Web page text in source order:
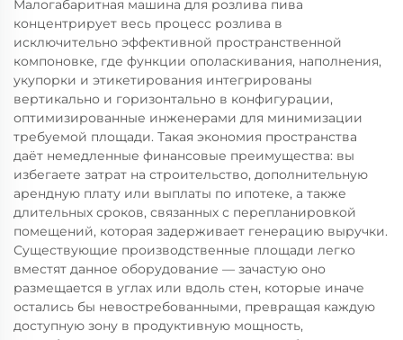
Малогабаритная машина для розлива пива
концентрирует весь процесс розлива в
исключительно эффективной пространственной
компоновке, где функции ополаскивания, наполнения,
укупорки и этикетирования интегрированы
вертикально и горизонтально в конфигурации,
оптимизированные инженерами для минимизации
требуемой площади. Такая экономия пространства
даёт немедленные финансовые преимущества: вы
избегаете затрат на строительство, дополнительную
арендную плату или выплаты по ипотеке, а также
длительных сроков, связанных с перепланировкой
помещений, которая задерживает генерацию выручки.
Существующие производственные площади легко
вместят данное оборудование — зачастую оно
размещается в углах или вдоль стен, которые иначе
остались бы невостребованными, превращая каждую
доступную зону в продуктивную мощность,